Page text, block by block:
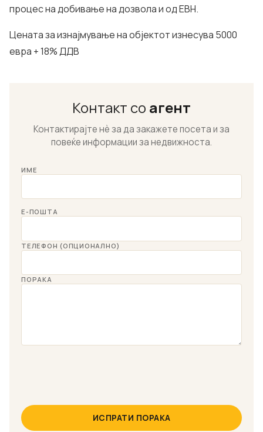
процес на добивање на дозвола и од ЕВН.
Цената за изнајмување на објектот изнесува 5000
евра + 18% ДДВ
Контакт со агент
Контактирајте нѐ за да закажете посета и за
повеќе информации за недвижноста.
ИМЕ
Е-ПОШТА
ТЕЛЕФОН (ОПЦИОНАЛНО)
ПОРАКА
ИСПРАТИ ПОРАКА